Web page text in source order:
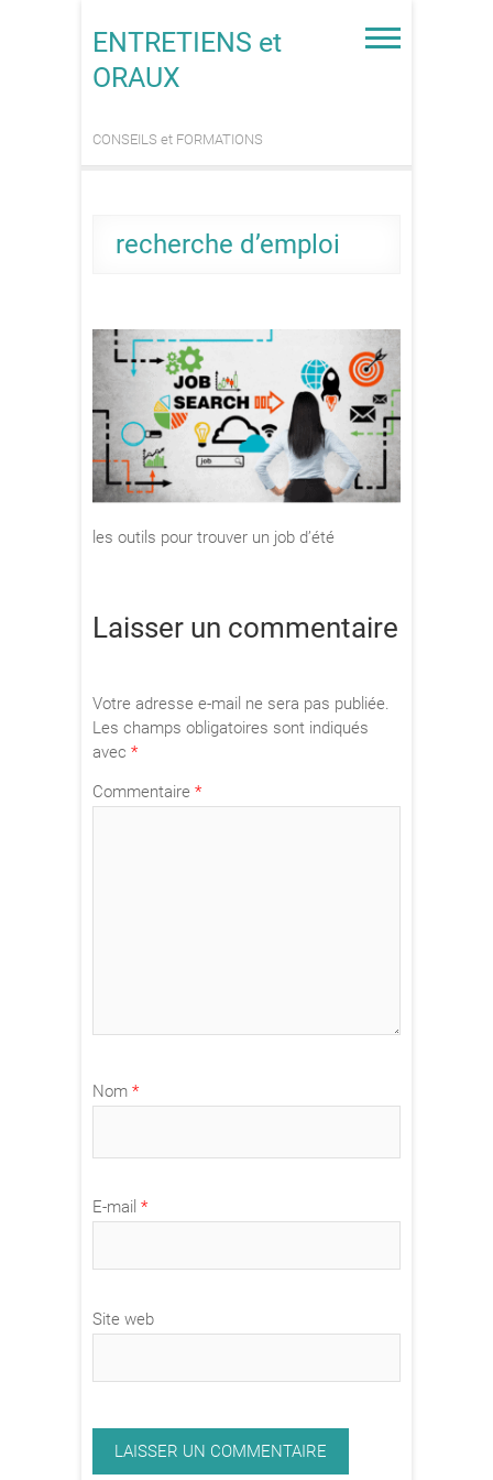
ENTRETIENS et
ORAUX
CONSEILS et FORMATIONS
recherche d’emploi
les outils pour trouver un job d’été
Laisser un commentaire
Votre adresse e-mail ne sera pas publiée.
Les champs obligatoires sont indiqués
avec *
Commentaire *
Nom *
E-mail *
Site web